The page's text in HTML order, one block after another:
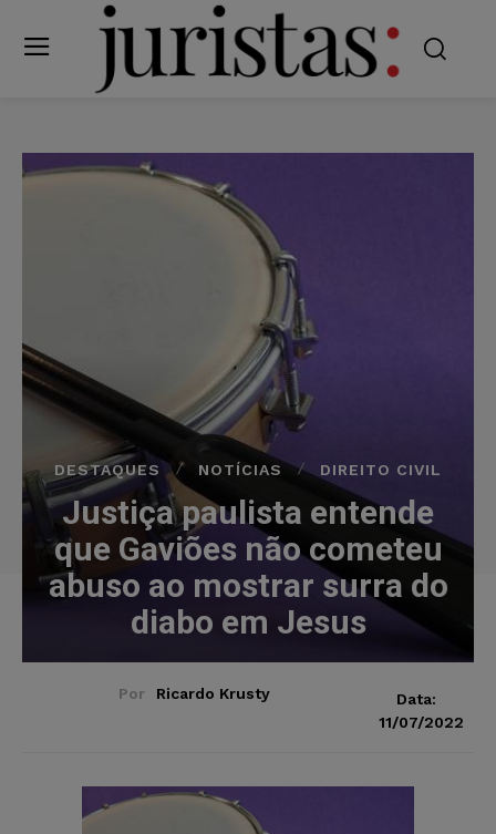
DESTAQUES NOTÍCIAS DIREITO CIVIL
Justiça paulista entende
que Gaviões não cometeu
abuso ao mostrar surra do
diabo em Jesus
Por Ricardo Krusty
Data:
11/07/2022